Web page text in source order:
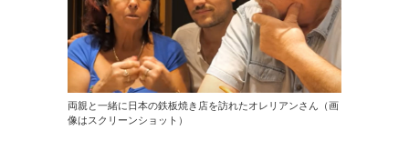
両親と一緒に日本の鉄板焼き店を訪れたオレリアンさん（画
像はスクリーンショット）